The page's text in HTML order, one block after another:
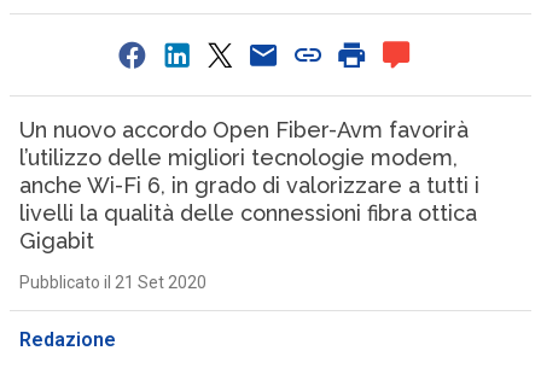
Un nuovo accordo Open Fiber-Avm favorirà
l’utilizzo delle migliori tecnologie modem,
anche Wi-Fi 6, in grado di valorizzare a tutti i
livelli la qualità delle connessioni fibra ottica
Gigabit
Pubblicato il 21 Set 2020
Redazione